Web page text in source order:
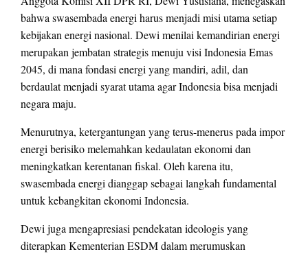
bahwa swasembada energi harus menjadi misi utama setiap
kebijakan energi nasional. Dewi menilai kemandirian energi
merupakan jembatan strategis menuju visi Indonesia Emas
2045, di mana fondasi energi yang mandiri, adil, dan
berdaulat menjadi syarat utama agar Indonesia bisa menjadi
negara maju.
Menurutnya, ketergantungan yang terus-menerus pada impor
energi berisiko melemahkan kedaulatan ekonomi dan
meningkatkan kerentanan fiskal. Oleh karena itu,
swasembada energi dianggap sebagai langkah fundamental
untuk kebangkitan ekonomi Indonesia.
Dewi juga mengapresiasi pendekatan ideologis yang
diterapkan Kementerian ESDM dalam merumuskan